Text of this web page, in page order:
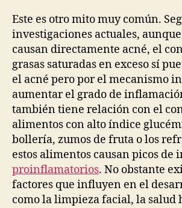
Este es otro mito muy común.
investigaciones actuales,
causan directamente acné, el
grasas saturadas en exceso sí
el acné pero por el mecanismo
aumentar el grado de
también tiene relación con el
alimentos con alto índice
bollería, zumos de fruta o los
estos alimentos causan picos de
proinflamatorios. No obstante
factores que influyen en el
como la limpieza facial, la salud